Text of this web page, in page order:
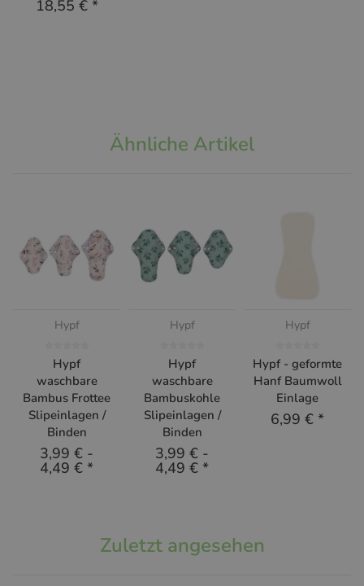
18,55 € *
Ähnliche Artikel
Hypf
Hypf
waschbare
Bambus Frottee
Slipeinlagen /
Binden
3,99 € -
4,49 € *
Hypf
Hypf
waschbare
Bambuskohle
Slipeinlagen /
Binden
3,99 € -
4,49 € *
Hypf
Hypf - geformte
Hanf Baumwoll
Einlage
6,99 € *
Zuletzt angesehen